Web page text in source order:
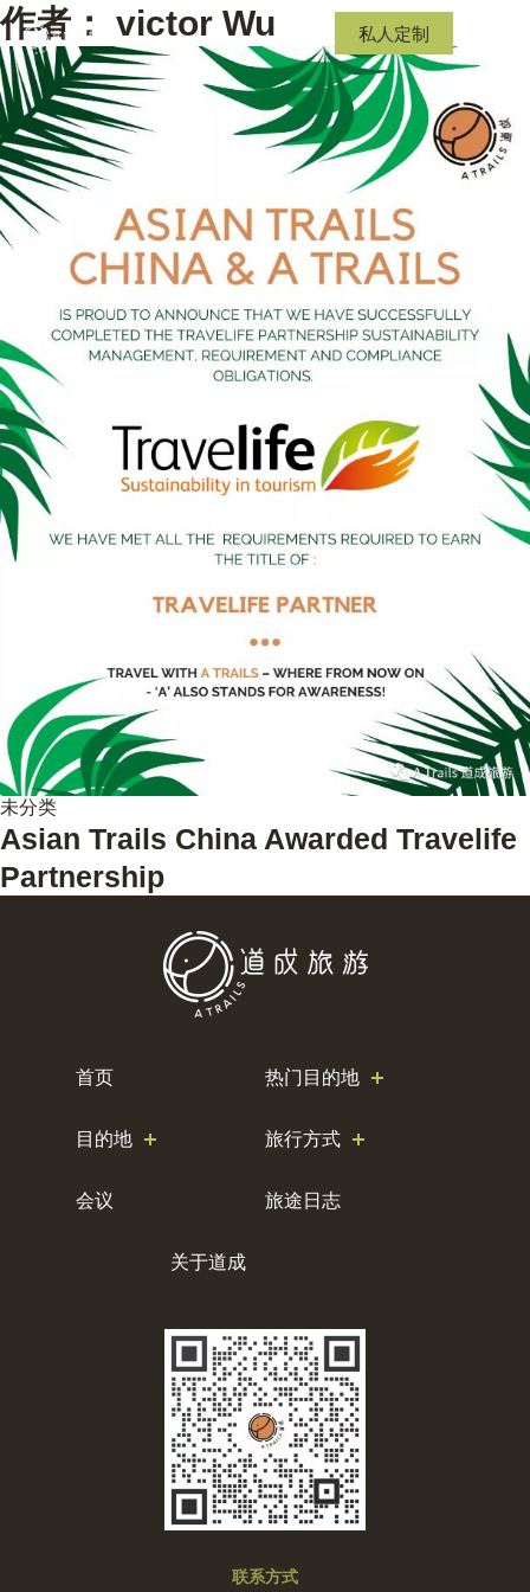
私人定制
作者： victor Wu
未分类
Asian Trails China Awarded Travelife
Partnership
首页 热门目的地
目的地 旅行方式
会议 旅途日志
关于道成
联系方式